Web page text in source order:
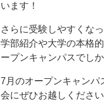
います！
さらに受験しやすくな
学部紹介や大学の本格
ープンキャンパスでし
7月のオープンキャンパ
会にぜひお越しください